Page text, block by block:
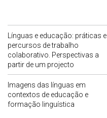
Línguas e educação: práticas e
percursos de trabalho
colaborativo. Perspectivas a
partir de um projecto
Imagens das línguas em
contextos de educação e
formação linguística